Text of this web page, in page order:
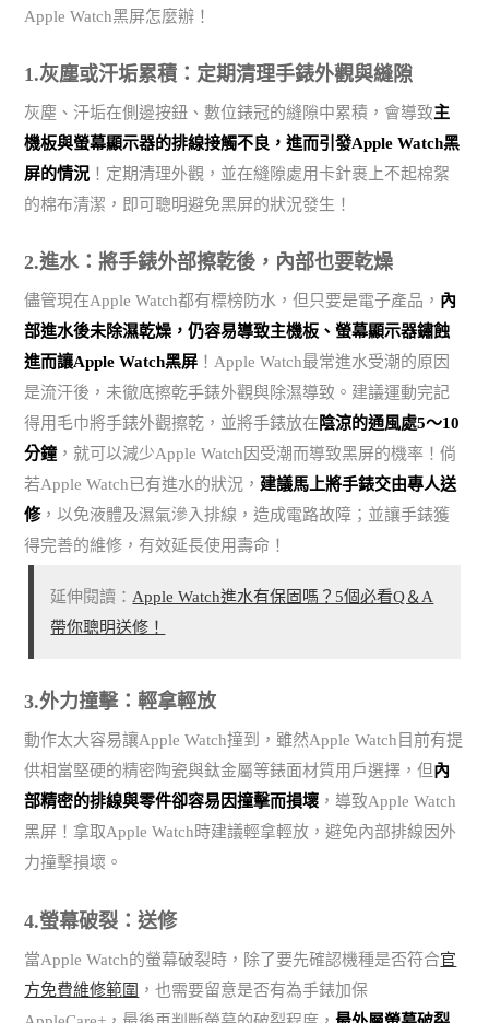
Apple Watch黑屏怎麼辦！
1.灰塵或汗垢累積：定期清理手錶外觀與縫隙
灰塵、汗垢在側邊按鈕、數位錶冠的縫隙中累積，會導致主
機板與螢幕顯示器的排線接觸不良，進而引發Apple Watch黑
屏的情況 ！定期清理外觀，並在縫隙處用卡針裹上不起棉絮
的棉布清潔，即可聰明避免黑屏的狀況發生！
2.進水：將手錶外部擦乾後，內部也要乾燥
儘管現在Apple Watch都有標榜防水，但只要是電子產品， 內
部進水後未除濕乾燥，仍容易導致主機板、螢幕顯示器鏽蝕
進而讓Apple Watch黑屏 ！Apple Watch最常進水受潮的原因
是流汗後，未徹底擦乾手錶外觀與除濕導致。建議運動完記
得用毛巾將手錶外觀擦乾，並將手錶放在陰涼的通風處5～10
分鐘，就可以減少Apple Watch因受潮而導致黑屏的機率！倘
若Apple Watch已有進水的狀況， 建議馬上將手錶交由專人送
修，以免液體及濕氣滲入排線，造成電路故障；並讓手錶獲
得完善的維修，有效延長使用壽命！
延伸閱讀： Apple Watch進水有保固嗎？5個必看Q＆A
帶你聰明送修！
3.外力撞擊：輕拿輕放
動作太大容易讓Apple Watch撞到，雖然Apple Watch目前有提
供相當堅硬的精密陶瓷與鈦金屬等錶面材質用戶選擇，但內
部精密的排線與零件卻容易因撞擊而損壞 ，導致Apple Watch
黑屏！拿取Apple Watch時建議輕拿輕放，避免內部排線因外
力撞擊損壞。
4.螢幕破裂：送修
當Apple Watch的螢幕破裂時，除了要先確認機種是否符合官
方免費維修範圍 ，也需要留意是否有為手錶加保